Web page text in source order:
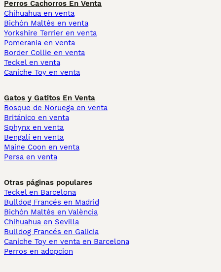
Perros Cachorros En Venta
Chihuahua en venta
Bichón Maltés en venta
Yorkshire Terrier en venta
Pomerania en venta
Border Collie en venta
Teckel en venta
Caniche Toy en venta
Gatos y Gatitos En Venta
Bosque de Noruega en venta
Británico en venta
Sphynx en venta
Bengalí en venta
Maine Coon en venta
Persa en venta
Otras páginas populares
Teckel en Barcelona
Bulldog Francés en Madrid
Bichón Maltés en València
Chihuahua en Sevilla
Bulldog Francés en Galicia
Caniche Toy en venta en Barcelona
Perros en adopcion